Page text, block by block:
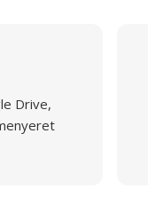
Drive,